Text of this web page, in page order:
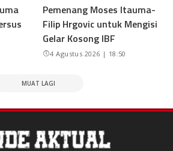
Pemenang Moses Itauma-
Filip Hrgovic untuk Mengisi
Gelar Kosong IBF
4 Agustus 2026 | 18:50
MUAT LAGI